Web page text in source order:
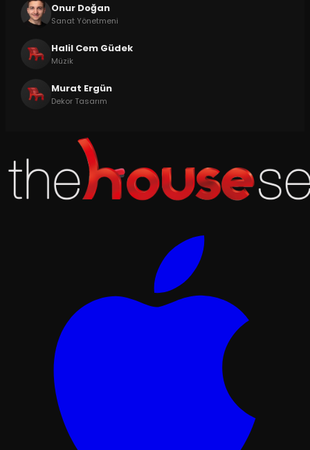
Onur Doğan
Sanat Yönetmeni
Halil Cem Güdek
Müzik
Murat Ergün
Dekor Tasarım